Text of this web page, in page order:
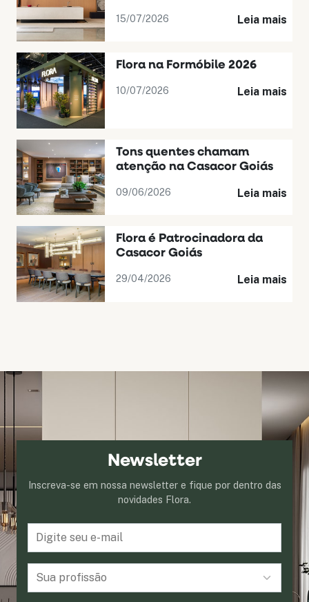
15/07/2026 Leia mais
Flora na Formóbile 2026
10/07/2026 Leia mais
Tons quentes chamam
atenção na Casacor Goiás
09/06/2026 Leia mais
Flora é Patrocinadora da
Casacor Goiás
29/04/2026 Leia mais
Newsletter
Inscreva-se em nossa newsletter e fique por dentro das
novidades Flora.